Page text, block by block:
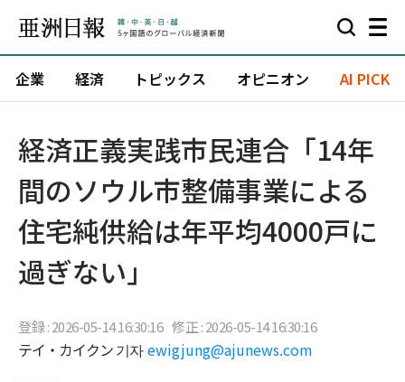
企業 経済 トピックス オピニオン AI PICK
経済正義実践市民連合「14年
間のソウル市整備事業による
住宅純供給は年平均4000戸に
過ぎない」
登録 : 2026-05-14 16:30:16 修正 : 2026-05-14 16:30:16
テイ・カイクン 기자 ewigjung@ajunews.com